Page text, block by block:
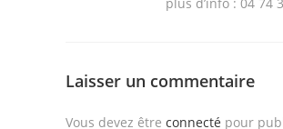
Laisser un commentaire
Vous devez être connecté pour